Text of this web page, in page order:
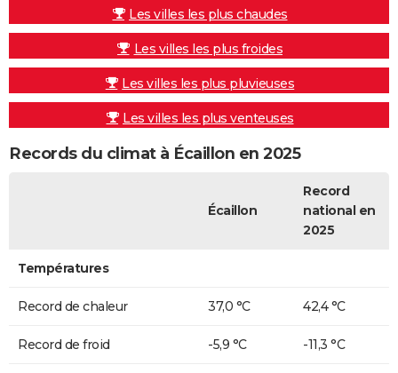
Les villes les plus chaudes
Les villes les plus froides
Les villes les plus pluvieuses
Les villes les plus venteuses
Records du climat à Écaillon en 2025
Écaillon
Record
national en
2025
Températures
Record de chaleur 37,0 °C 42,4 °C
Record de froid -5,9 °C -11,3 °C